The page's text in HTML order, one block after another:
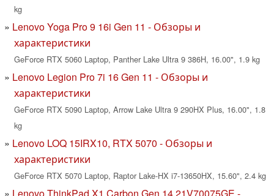
kg
Lenovo Yoga Pro 9 16i Gen 11 - Обзоры и
характеристики
GeForce RTX 5060 Laptop, Panther Lake Ultra 9 386H, 16.00", 1.9 kg
Lenovo Legion Pro 7i 16 Gen 11 - Обзоры и
характеристики
GeForce RTX 5090 Laptop, Arrow Lake Ultra 9 290HX Plus, 16.00", 1.8
kg
Lenovo LOQ 15IRX10, RTX 5070 - Обзоры и
характеристики
GeForce RTX 5070 Laptop, Raptor Lake-HX i7-13650HX, 15.60", 2.4 kg